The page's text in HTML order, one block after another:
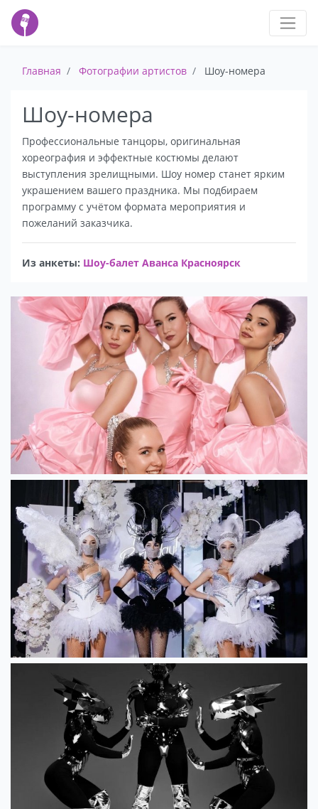
Главная Фотографии артистов Шоу-номера
Шоу-номера
Профессиональные танцоры, оригинальная
хореография и эффектные костюмы делают
выступления зрелищными. Шоу номер станет ярким
украшением вашего праздника. Мы подбираем
программу с учётом формата мероприятия и
пожеланий заказчика.
Из анкеты: Шоу-балет Аванса Красноярск